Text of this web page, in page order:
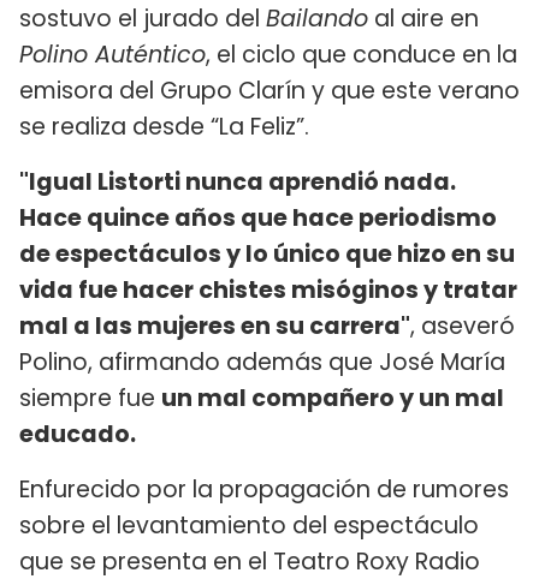
sostuvo el jurado del Bailando al aire en
Polino Auténtico, el ciclo que conduce en la
emisora del Grupo Clarín y que este verano
se realiza desde “La Feliz”.
"Igual Listorti nunca aprendió nada.
Hace quince años que hace periodismo
de espectáculos y lo único que hizo en su
vida fue hacer chistes misóginos y tratar
mal a las mujeres en su carrera", aseveró
Polino, afirmando además que José María
siempre fue un mal compañero y un mal
educado.
Enfurecido por la propagación de rumores
sobre el levantamiento del espectáculo
que se presenta en el Teatro Roxy Radio